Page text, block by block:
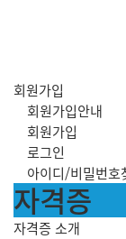
회원가입
회원가입안내
회원가입
로그인
아이디/비밀번호
자격증
자격증 소개